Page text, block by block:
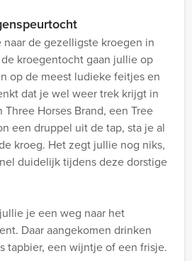
de gezelligste kroegen in
kroegentocht gaan jullie op
op de meest ludieke feitjes en
dat je wel weer trek krijgt in
Horses Brand, een Tree
een druppel uit de tap, sta je al
kroeg. Het zegt jullie nog niks,
duidelijk tijdens deze dorstige
je een weg naar het
Daar aangekomen drinken
tapbier, een wijntje of een frisje.